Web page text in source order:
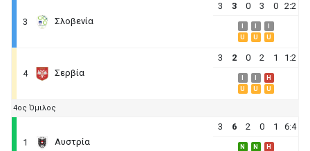
3 Σλοβενία
3 3 0 3 0 2:2
U
U U
4 Σερβία
3 2 0 2 1 1:2
H
U
U U
4ος Όμιλος
1 Αυστρία
3 6 2 0 1 6:4
N N
H